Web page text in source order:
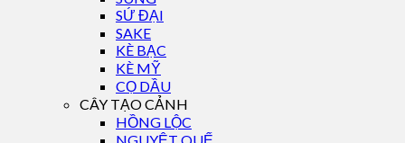
SỨ ĐẠI
SAKE
KÈ BẠC
KÈ MỸ
CỌ DẦU
CÂY TẠO CẢNH
HỒNG LỘC